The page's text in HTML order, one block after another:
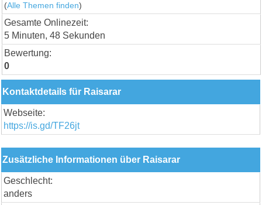
(Alle Themen finden)
Gesamte Onlinezeit:
5 Minuten, 48 Sekunden
Bewertung:
0
Kontaktdetails für Raisarar
Webseite:
https://is.gd/TF26jt
Zusätzliche Informationen über Raisarar
Geschlecht:
anders